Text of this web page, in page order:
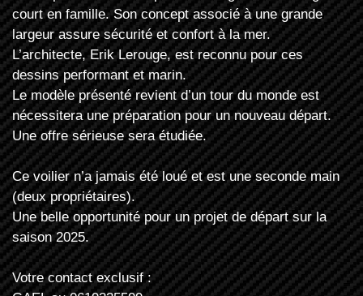
court en famille. Son concept associé à une grande
largeur assure sécurité et confort à la mer.
L’architecte, Erik Lerouge, est reconnu pour ces
dessins performant et marin.
Le modèle présenté revient d’un tour du monde est
nécessitera une préparation pour un nouveau départ.
Une offre sérieuse sera étudiée.
Ce voilier n’a jamais été loué et est une seconde main
(deux propriétaires).
Une belle opportunité pour un projet de départ sur la
saison 2025.
Votre contact exclusif :